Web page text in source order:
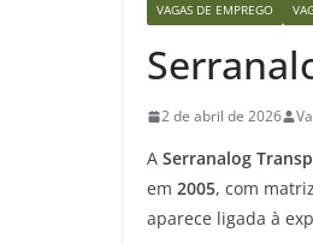
VAGAS DE EMPREGO
2 de abril de 2026
A Serranalog
em 2005, com
aparece ligada à